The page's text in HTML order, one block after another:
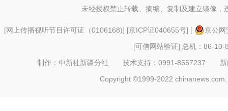
未经授权禁止转载、摘编、复制及建立镜像，
[网上传播视听节目许可证（0106168)] [京ICP证040655号] [
京公
[可信网站验证] 总机：86-10-
制作：中新社新疆分社 技术支持：0991-8557237
Copyright ©1999-2022